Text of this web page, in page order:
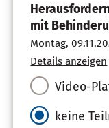
mit
Montag,
Details anzeigen
Video-
keine